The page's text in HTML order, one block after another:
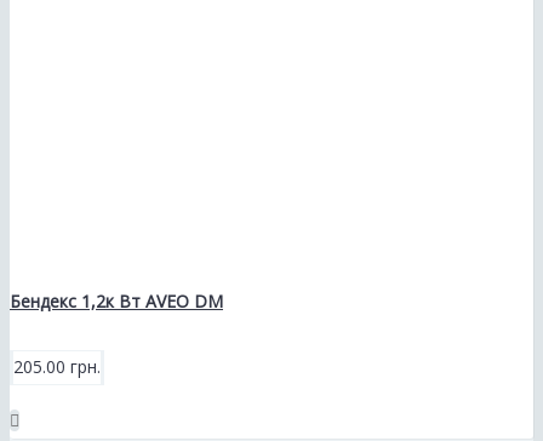
Бендекс 1,2к Вт AVEO DM
205.00 грн.